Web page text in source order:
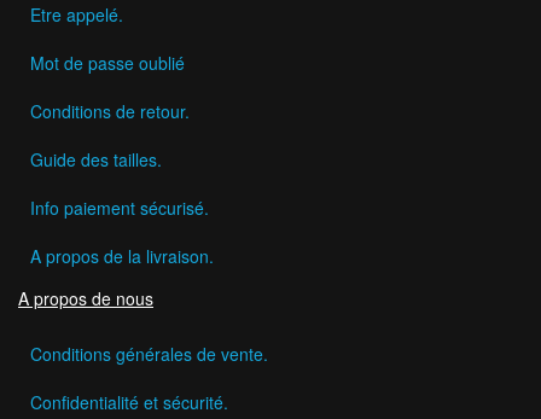
Etre appelé.
Mot de passe oublié
Conditions de retour.
Guide des tailles.
Info paiement sécurisé.
A propos de la livraison.
A propos de nous
Conditions générales de vente.
Confidentialité et sécurité.